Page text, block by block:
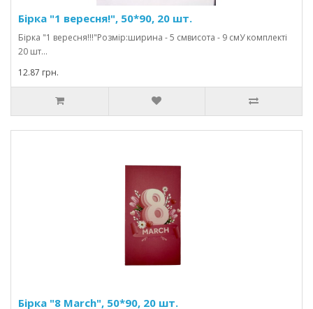
Бірка "1 вересня!", 50*90, 20 шт.
Бірка "1 вересня!!!"Розмір:ширина - 5 смвисота - 9 смУ комплекті
20 шт...
12.87 грн.
Бірка "8 March", 50*90, 20 шт.